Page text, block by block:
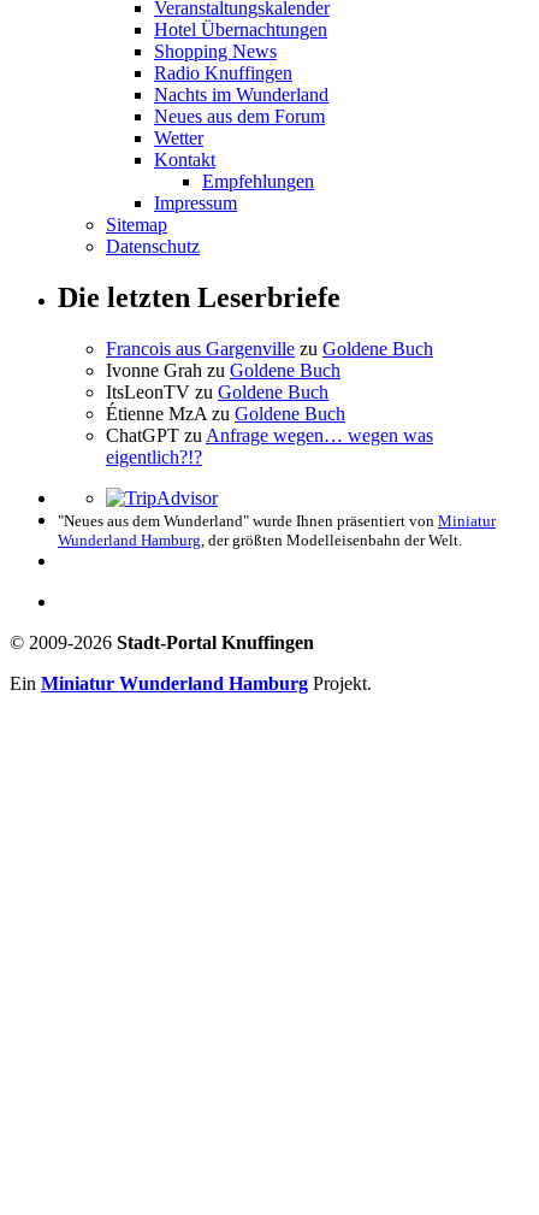
Veranstaltungskalender
Hotel Übernachtungen
Shopping News
Radio Knuffingen
Nachts im Wunderland
Neues aus dem Forum
Wetter
Kontakt
Empfehlungen
Impressum
Sitemap
Datenschutz
Die letzten Leserbriefe
Francois aus Gargenville zu Goldene Buch
Ivonne Grah zu Goldene Buch
ItsLeonTV zu Goldene Buch
Étienne MzA zu Goldene Buch
ChatGPT zu Anfrage wegen… wegen was
eigentlich?!?
"Neues aus dem Wunderland" wurde Ihnen präsentiert von Miniatur
Wunderland Hamburg , der größten Modelleisenbahn der Welt.
© 2009-2026 Stadt-Portal Knuffingen
Ein Miniatur Wunderland Hamburg Projekt.